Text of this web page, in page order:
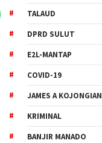
TALAUD
DPRD SULUT
E2L-MANTAP
COVID-19
JAMES A KOJONGIAN
KRIMINAL
BANJIR MANADO